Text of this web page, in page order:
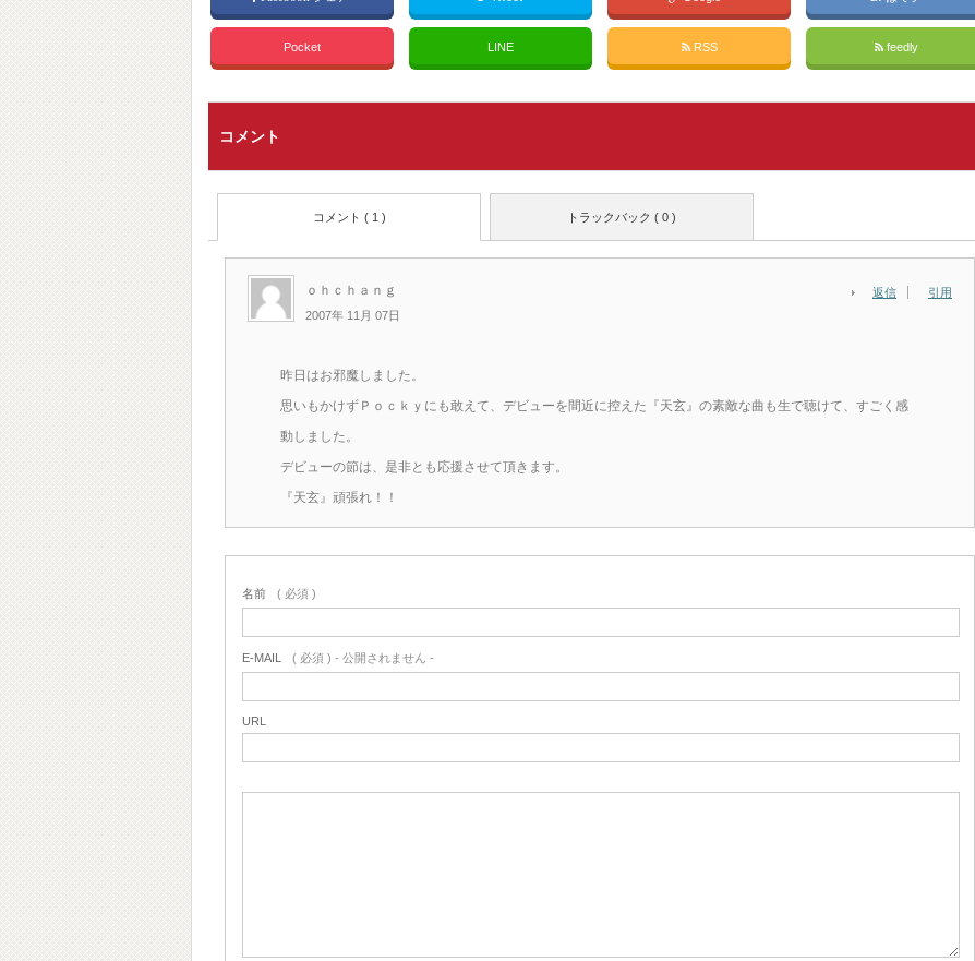
Pocket LINE RSS feedly
コメント
トラックバック ( 0 )
コメント ( 1 )
ｏｈｃｈａｎｇ
2007年 11月 07日
返信 引用
昨日はお邪魔しました。
思いもかけずＰｏｃｋｙにも敢えて、デビューを間近に控えた『天玄』の素敵な曲も生で聴けて、すごく感
動しました。
デビューの節は、是非とも応援させて頂きます。
『天玄』頑張れ！！
名前 ( 必須 )
E-MAIL ( 必須 ) - 公開されません -
URL